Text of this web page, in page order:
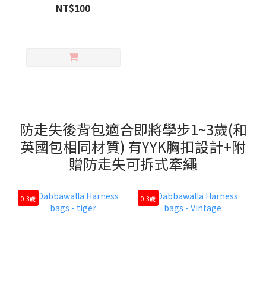
NT$100
防走失後背包適合即將學步1~3歲(和
英國包相同材質) 有YYK胸扣設計+附
贈防走失可拆式牽繩
0-3歲 0-3歲